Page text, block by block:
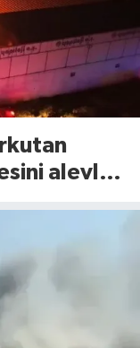
alevler